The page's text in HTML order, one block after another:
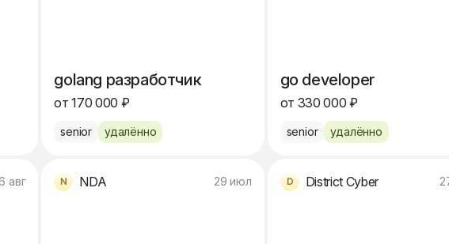
golang разработчик
от 170 000 ₽
senior удалённо
go developer
от 330 000 ₽
senior удалённо
6 авг NDA 29 июл District Cyber